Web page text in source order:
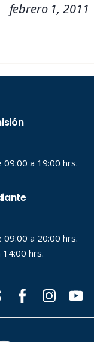
febrero 1, 2011